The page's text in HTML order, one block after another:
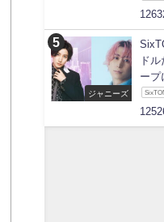
ジャニーズ
ド
ープ